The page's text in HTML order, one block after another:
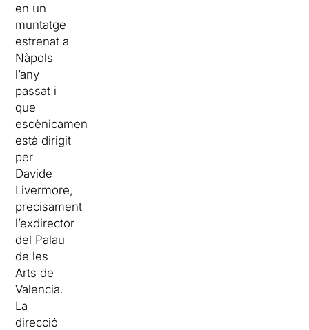
en un
muntatge
estrenat a
Nàpols
l’any
passat i
que
escènicament
està dirigit
per
Davide
Livermore,
precisament
l’exdirector
del Palau
de les
Arts de
Valencia.
La
direcció